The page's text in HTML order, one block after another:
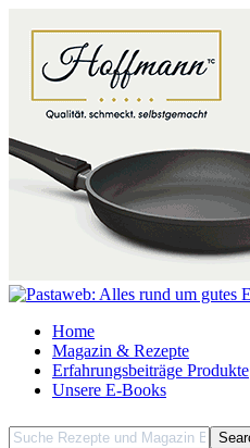
Home
Magazin & Rezepte
Erfahrungsbeiträge Produkte
Unsere E-Books